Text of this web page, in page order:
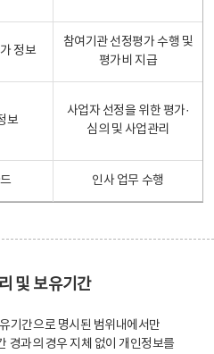
정보
참여기관 선정평가 수행 및
평가비 지급
보
사업자 선정을 위한 평가·
심의 및 사업관리
인사 업무 수행
및 보유기간
기간으로 명시된 범위내에서만
경과의 경우 지체 없이 개인정보를